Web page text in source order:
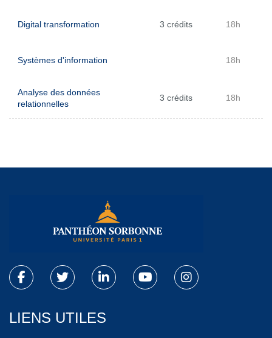
Digital transformation 3 crédits 18h
Systèmes d'information 18h
Analyse des données
relationnelles
3 crédits 18h
LIENS UTILES